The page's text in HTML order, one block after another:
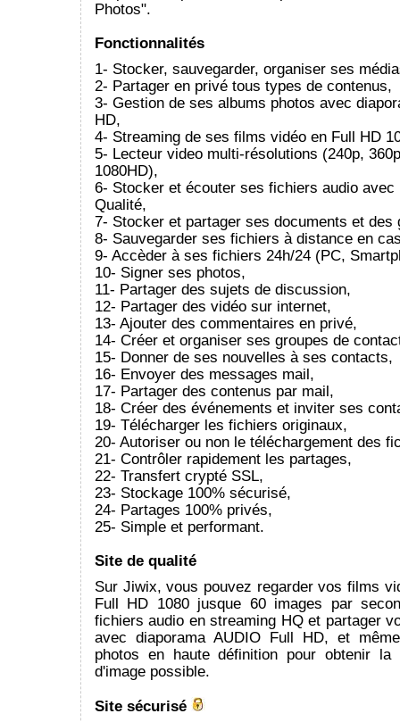
Photos".
Fonctionnalités
1- Stocker, sauvegarder, organiser ses
2- Partager en privé tous types de contenus,
3- Gestion de ses albums photos avec
HD,
4- Streaming de ses films vidéo en Full HD
5- Lecteur video multi-résolutions (240p,
1080HD),
6- Stocker et écouter ses fichiers audio avec
Qualité,
7- Stocker et partager ses documents et des
8- Sauvegarder ses fichiers à distance en
9- Accèder à ses fichiers 24h/24 (PC,
10- Signer ses photos,
11- Partager des sujets de discussion,
12- Partager des vidéo sur internet,
13- Ajouter des commentaires en privé,
14- Créer et organiser ses groupes de
15- Donner de ses nouvelles à ses contacts,
16- Envoyer des messages mail,
17- Partager des contenus par mail,
18- Créer des événements et inviter ses
19- Télécharger les fichiers originaux,
20- Autoriser ou non le téléchargement des
21- Contrôler rapidement les partages,
22- Transfert crypté SSL,
23- Stockage 100% sécurisé,
24- Partages 100% privés,
25- Simple et performant.
Site de qualité
Sur Jiwix, vous pouvez regarder vos films
Full HD 1080 jusque 60 images par
fichiers audio en streaming HQ et partager
avec diaporama AUDIO Full HD, et
photos en haute définition pour obtenir la
d'image possible.
Site sécurisé